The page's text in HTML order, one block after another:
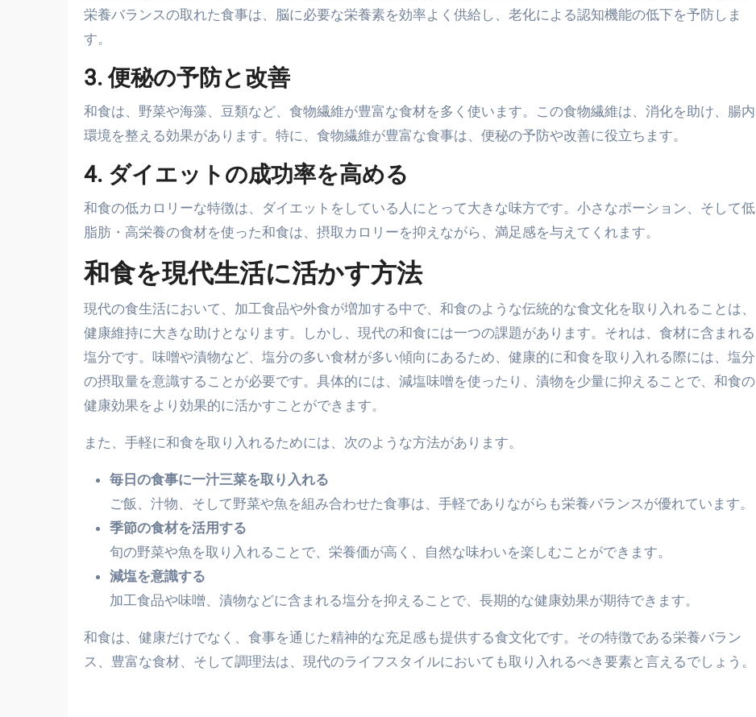
栄養バランスの取れた食事は、脳に必要な栄養素を効率よく供給し、老化による認知機能の低下を予防しま
す。
3. 便秘の予防と改善
和食は、野菜や海藻、豆類など、食物繊維が豊富な食材を多く使います。この食物繊維は、消化を助け、腸内
環境を整える効果があります。特に、食物繊維が豊富な食事は、便秘の予防や改善に役立ちます。
4. ダイエットの成功率を高める
和食の低カロリーな特徴は、ダイエットをしている人にとって大きな味方です。小さなポーション、そして低
脂肪・高栄養の食材を使った和食は、摂取カロリーを抑えながら、満足感を与えてくれます。
和食を現代生活に活かす方法
現代の食生活において、加工食品や外食が増加する中で、和食のような伝統的な食文化を取り入れることは、
健康維持に大きな助けとなります。しかし、現代の和食には一つの課題があります。それは、食材に含まれる
塩分です。味噌や漬物など、塩分の多い食材が多い傾向にあるため、健康的に和食を取り入れる際には、塩分
の摂取量を意識することが必要です。具体的には、減塩味噌を使ったり、漬物を少量に抑えることで、和食の
健康効果をより効果的に活かすことができます。
また、手軽に和食を取り入れるためには、次のような方法があります。
毎日の食事に一汁三菜を取り入れる
ご飯、汁物、そして野菜や魚を組み合わせた食事は、手軽でありながらも栄養バランスが優れています。
季節の食材を活用する
旬の野菜や魚を取り入れることで、栄養価が高く、自然な味わいを楽しむことができます。
減塩を意識する
加工食品や味噌、漬物などに含まれる塩分を抑えることで、長期的な健康効果が期待できます。
和食は、健康だけでなく、食事を通じた精神的な充足感も提供する食文化です。その特徴である栄養バラン
ス、豊富な食材、そして調理法は、現代のライフスタイルにおいても取り入れるべき要素と言えるでしょう。